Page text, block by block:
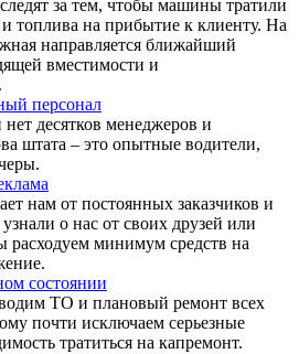
за тем, чтобы машины тратили
топлива на прибытие к клиенту. На
направляется ближайший
вместимости и
персонал
десятков менеджеров и
штата – это опытные водители,
нам от постоянных заказчиков и
о нас от своих друзей или
расходуем минимум средств на
состоянии
ТО и плановый ремонт всех
почти исключаем серьезные
тратиться на капремонт.